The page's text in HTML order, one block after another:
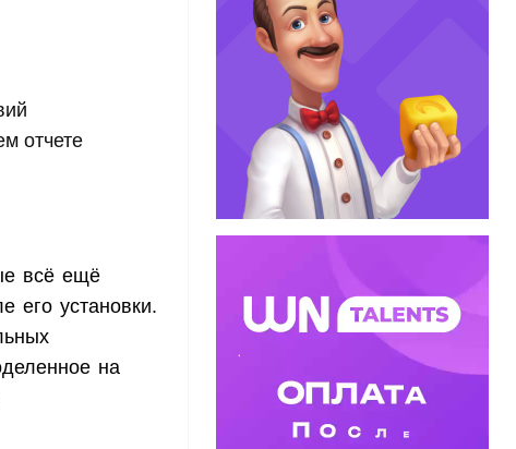
отчете
всё ещё
его установки.
на